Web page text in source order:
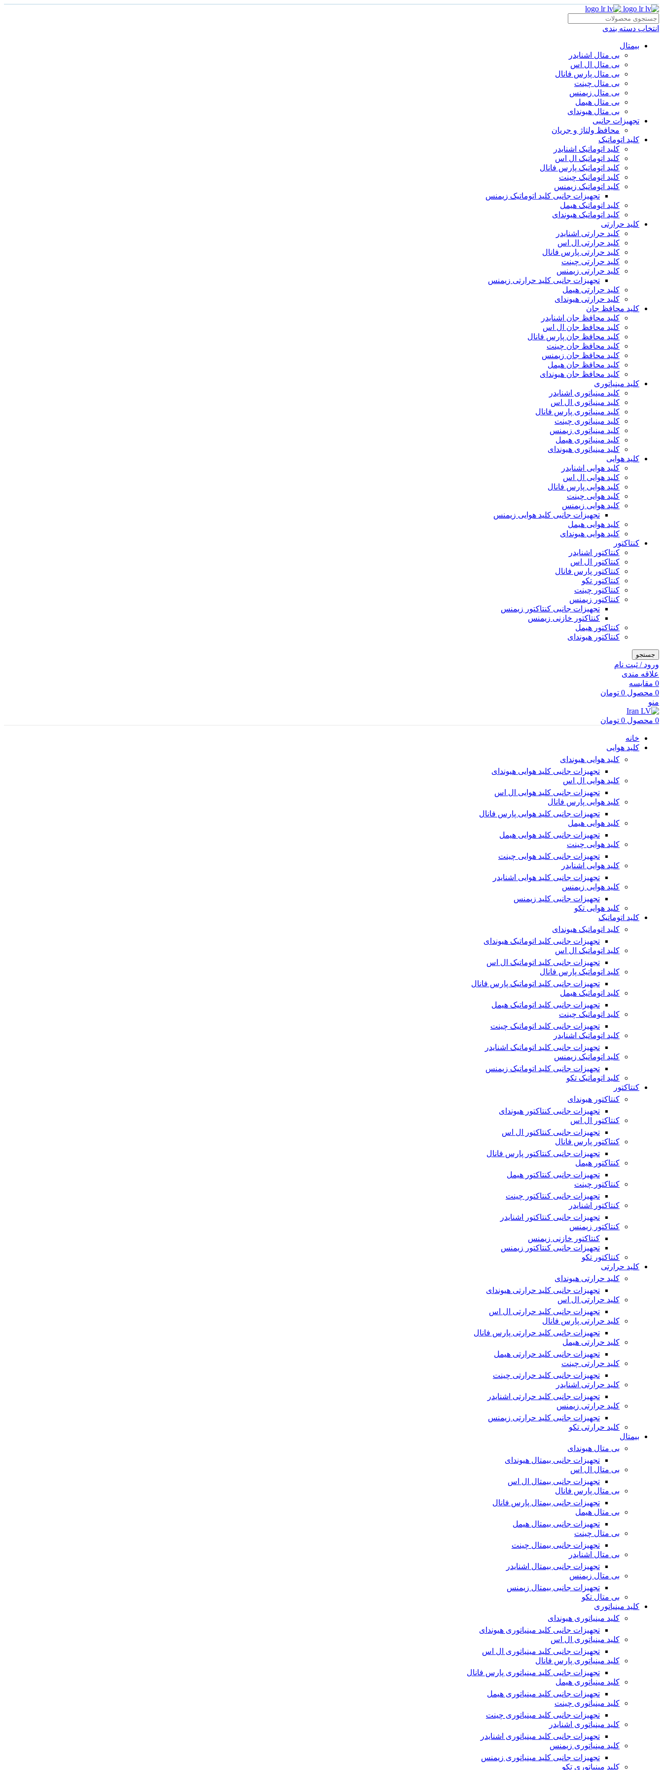
انتخاب دسته بندی
بیمتال
بی متال اشنایدر
بی متال ال اس
بی متال پارس فانال
بی متال چینت
بی متال زیمنس
بی متال هیمل
بی متال هیوندای
تجهیزات جانبی
محافظ ولتاژ و‌ جریان
کلید اتوماتیک
کلید اتوماتیک اشنایدر
کلید اتوماتیک ال اس
کلید اتوماتیک پارس فانال
کلید اتوماتیک چینت
کلید اتوماتیک زیمنس
تجهیزات جانبی کلید اتوماتیک زیمنس
کلید اتوماتیک هیمل
کلید اتوماتیک هیوندای
کلید حرارتی
کلید حرارتی اشنایدر
کلید حرارتی ال اس
کلید حرارتی پارس فانال
کلید حرارتی چینت
کلید حرارتی زیمنس
تجهیزات جانبی کلید حرارتی زیمنس
کلید حرارتی هیمل
کلید حرارتی هیوندای
کلید محافظ جان
کلید محافظ جان اشنایدر
کلید محافظ جان ال اس
کلید محافظ جان پارس فانال
کلید محافظ جان چینت
کلید محافظ جان زیمنس
کلید محافظ جان هیمل
کلید محافظ جان هیوندای
کلید مینیاتوری
کلید مینیاتوری اشنایدر
کلید مینیاتوری ال اس
کلید مینیاتوری پارس فانال
کلید مینیاتوری چینت
کلید مینیاتوری زیمنس
کلید مینیاتوری هیمل
کلید مینیاتوری هیوندای
کلید هوایی
کلید هوایی اشنایدر
کلید هوایی ال اس
کلید هوایی پارس فانال
کلید هوایی چینت
کلید هوایی زیمنس
تجهیزات جانبی کلید هوایی زیمنس
کلید هوایی هیمل
کلید هوایی هیوندای
کنتاکتور
کنتاکتور اشنایدر
کنتاکتور ال اس
کنتاکتور پارس فانال
کنتاکتور تکو
کنتاکتور چینت
کنتاکتور زیمنس
تجهیزات جانبی کنتاکتور زیمنس
کنتاکتور خازنی زیمنس
کنتاکتور هیمل
کنتاکتور هیوندای
جستجو
ورود / ثبت نام
علاقه مندی
0 مقایسه
0 محصول 0 تومان
منو
0 محصول 0 تومان
خانه
کلید هوایی
کلید هوایی هیوندای
تجهیزات جانبی کلید هوایی هیوندای
کلید هوایی ال اس
تجهیزات جانبی کلید هوایی ال اس
کلید هوایی پارس فانال
تجهیزات جانبی کلید هوایی پارس فانال
کلید هوایی هیمل
تجهیزات جانبی کلید هوایی هیمل
کلید هوایی چینت
تجهیزات جانبی کلید هوایی چینت
کلید هوایی اشنایدر
تجهیزات جانبی کلید هوایی اشنایدر
کلید هوایی زیمنس
تجهیزات جانبی کلید زیمنس
کلید هوایی تکو
کلید اتوماتیک
کلید اتوماتیک هیوندای
تجهیزات جانبی کلید اتوماتیک هیوندای
کلید اتوماتیک ال اس
تجهیزات جانبی کلید اتوماتیک ال اس
کلید اتوماتیک پارس فانال
تجهیزات جانبی کلید اتوماتیک پارس فانال
کلید اتوماتیک هیمل
تجهیزات جانبی کلید اتوماتیک هیمل
کلید اتوماتیک چینت
تجهیزات جانبی کلید اتوماتیک چینت
کلید اتوماتیک اشنایدر
تجهیزات جانبی کلید اتوماتیک اشنایدر
کلید اتوماتیک زیمنس
تجهیزات جانبی کلید اتوماتیک زیمنس
کلید اتوماتیک تکو
کنتاکتور
کنتاکتور هیوندای
تجهیزات جانبی کنتاکتور هیوندای
کنتاکتور ال اس
تجهیزات جانبی کنتاکتور ال اس
کنتاکتور پارس فانال
تجهیزات جانبی کنتاکتور پارس فانال
کنتاکتور هیمل
تجهیزات جانبی کنتاکتور هیمل
کنتاکتور چینت
تجهیزات جانبی کنتاکتور چینت
کنتاکتور اشنایدر
تجهیزات جانبی کنتاکتور اشنایدر
کنتاکتور زیمنس
کنتاکتور خازنی زیمنس
تجهیزات جانبی کنتاکتور زیمنس
کنتاکتور تکو
کلید حرارتی
کلید حرارتی هیوندای
تجهیزات جانبی کلید حرارتی هیوندای
کلید حرارتی ال اس
تجهیزات جانبی کلید حرارتی ال اس
کلید حرارتی پارس فانال
تجهیزات جانبی کلید حرارتی پارس فانال
کلید حرارتی هیمل
تجهیزات جانبی کلید حرارتی هیمل
کلید حرارتی چینت
تجهیزات جانبی کلید حرارتی چینت
کلید حرارتی اشنایدر
تجهیزات جانبی کلید حرارتی اشنایدر
کلید حرارتی زیمنس
تجهیزات جانبی کلید حرارتی زیمنس
کلید حرارتی تکو
بیمتال
بی متال هیوندای
تجهیزات جانبی بیمتال هیوندای
بی متال ال اس
تجهیزات جانبی بیمتال ال اس
بی متال پارس فانال
تجهیزات جانبی بیمتال پارس فانال
بی متال هیمل
تجهیزات جانبی بیمتال هیمل
بی متال چینت
تجهیزات جانبی بیمتال چینت
بی متال اشنایدر
تجهیزات جانبی بیمتال اشنایدر
بی متال زیمنس
تجهیزات جانبی بیمتال زیمنس
بی متال تکو
کلید مینیاتوری
کلید مینیاتوری هیوندای
تجهیزات جانبی کلید مینیاتوری هیوندای
کلید مینیاتوری ال اس
تجهیزات جانبی کلید مینیاتوری ال اس
کلید مینیاتوری پارس فانال
تجهیزات جانبی کلید مینیاتوری پارس فانال
کلید مینیاتوری هیمل
تجهیزات جانبی کلید مینیاتوری هیمل
کلید مینیاتوری چینت
تجهیزات جانبی کلید مینیاتوری چینت
کلید مینیاتوری اشنایدر
تجهیزات جانبی کلید مینیاتوری اشنایدر
کلید مینیاتوری زیمنس
تجهیزات جانبی کلید مینیاتوری زیمنس
کلید مینیاتوری تکو